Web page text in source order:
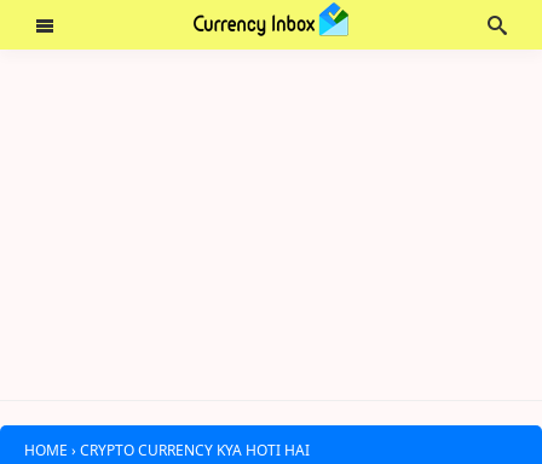
HOME › CRYPTO CURRENCY KYA HOTI HAI